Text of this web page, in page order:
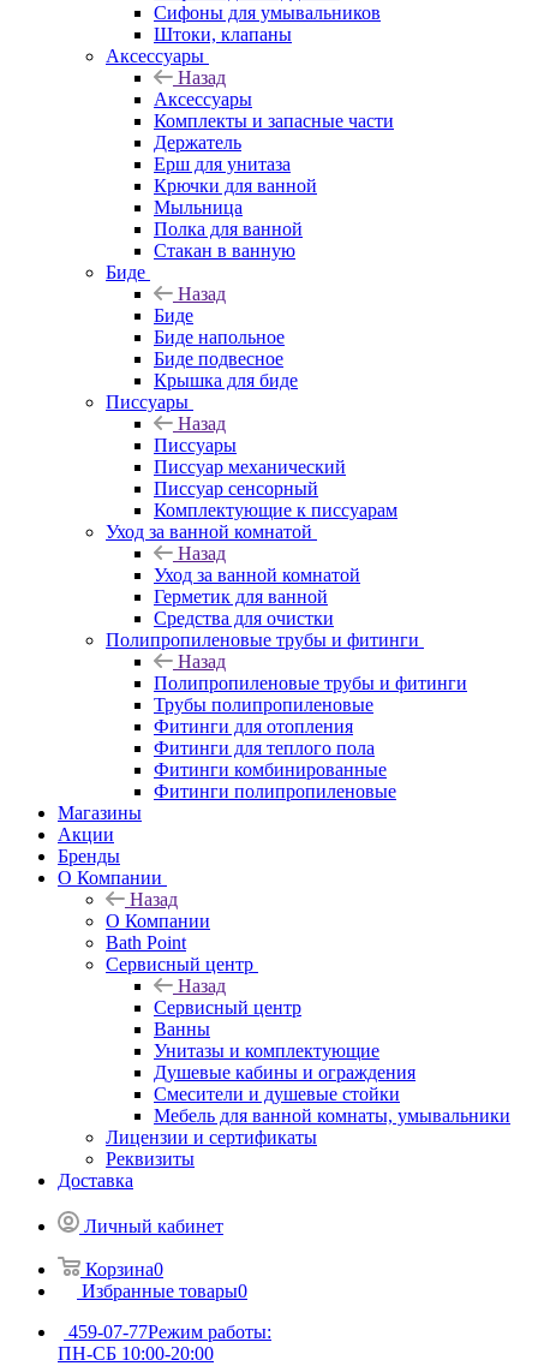
Сифоны для умывальников
Штоки, клапаны
Аксессуары
Назад
Аксессуары
Комплекты и запасные части
Держатель
Ерш для унитаза
Крючки для ванной
Мыльница
Полка для ванной
Стакан в ванную
Биде
Назад
Биде
Биде напольное
Биде подвесное
Крышка для биде
Писсуары
Назад
Писсуары
Писсуар механический
Писсуар сенсорный
Комплектующие к писсуарам
Уход за ванной комнатой
Назад
Уход за ванной комнатой
Герметик для ванной
Средства для очистки
Полипропиленовые трубы и фитинги
Назад
Полипропиленовые трубы и фитинги
Трубы полипропиленовые
Фитинги для отопления
Фитинги для теплого пола
Фитинги комбинированные
Фитинги полипропиленовые
Магазины
Акции
Бренды
О Компании
Назад
О Компании
Bath Point
Сервисный центр
Назад
Сервисный центр
Ванны
Унитазы и комплектующие
Душевые кабины и ограждения
Смесители и душевые стойки
Мебель для ванной комнаты, умывальники
Лицензии и сертификаты
Реквизиты
Доставка
Личный кабинет
Корзина0
Избранные товары0
459-07-77Режим работы:
ПН-СБ 10:00-20:00